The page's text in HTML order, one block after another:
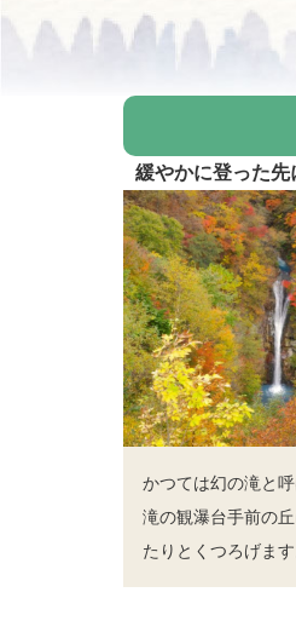
緩やかに登った先
かつては幻の滝と
滝の観瀑台手前の
たりとくつろげます